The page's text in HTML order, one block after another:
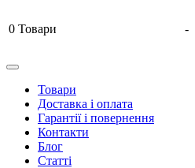
0 Товари -
Товари
Доставка і оплата
Гарантії і повернення
Контакти
Блог
Статті